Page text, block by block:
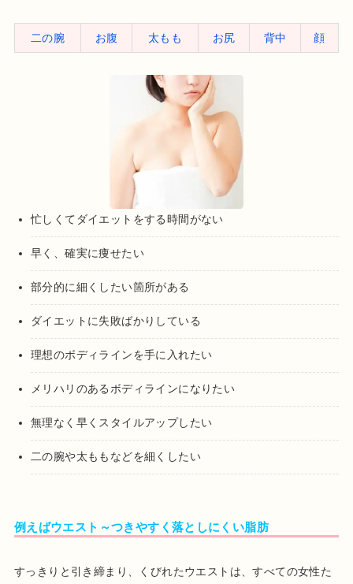
二の腕 お腹 太もも お尻 背中 顔
忙しくてダイエットをする時間がない
早く、確実に痩せたい
部分的に細くしたい箇所がある
ダイエットに失敗ばかりしている
理想のボディラインを手に入れたい
メリハリのあるボディラインになりたい
無理なく早くスタイルアップしたい
二の腕や太ももなどを細くしたい
例えばウエスト～つきやすく落としにくい脂肪
すっきりと引き締まり、くびれたウエストは、すべての女性た